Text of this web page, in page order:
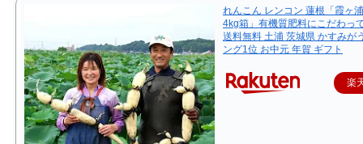
れんこん レンコン 蓮根「霞ヶ
4kg箱」有機質肥料にこだわっ
送料無料 土浦 茨城県 かすみが
ング1位 お中元 年賀 ギフト
楽